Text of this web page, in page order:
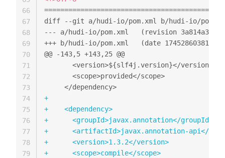
--- a/hudi-io/pom.xml	(revision
+++ b/hudi-io/pom.xml	(date 1745286038121)
@@ -143,5 +143,25 @@
+
+
+
+
+
+
66
67
68
69
70
71
72
73
74
75
76
77
78
79